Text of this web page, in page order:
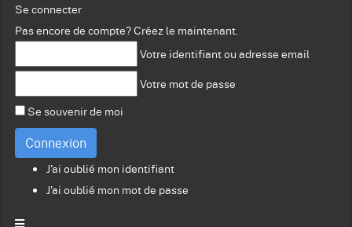
Se connecter
Pas encore de compte? Créez le maintenant.
Votre identifiant ou adresse email
Votre mot de passe
Se souvenir de moi
Connexion
J'ai oublié mon identifiant
J'ai oublié mon mot de passe